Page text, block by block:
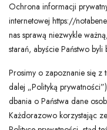
IŠPARDAVIMAS
SUSISIEKITE SU MUMIS
LIEŽUVIS
LIETUVIŲ
Ochrona informacji
internetowej https://
nas sprawą niezwykle
starań, abyście Państwo
Prosimy o zapoznanie się z
dalej „Polityką
dbania o Państwa dane
Każdorazowo korzystając